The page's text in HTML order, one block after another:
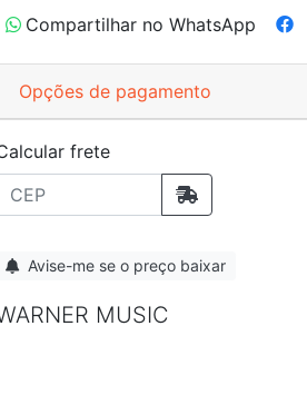
Compartilhar no WhatsApp
Opções de pagamento
frete
Avise-me se o preço baixar
MUSIC